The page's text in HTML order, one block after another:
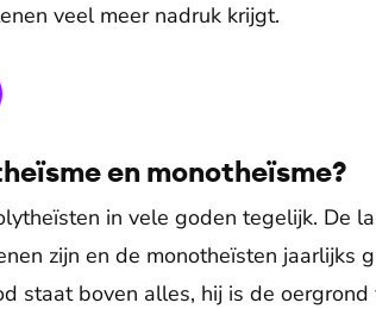
veel meer nadruk krijgt.
en monotheïsme?
in vele goden tegelijk. De
zijn en de monotheïsten jaarlijks
staat boven alles, hij is de